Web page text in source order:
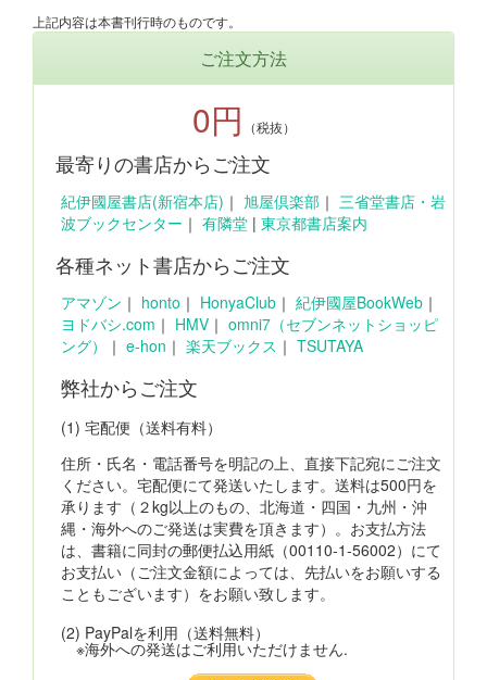
上記内容は本書刊行時のものです。
ご注文方法
0円 （税抜）
最寄りの書店からご注文
紀伊國屋書店(新宿本店) ｜ 旭屋倶楽部 ｜ 三省堂書店・岩
波ブックセンター ｜ 有隣堂 | 東京都書店案内
各種ネット書店からご注文
アマゾン ｜ honto ｜ HonyaClub ｜ 紀伊國屋BookWeb ｜
ヨドバシ.com ｜ HMV ｜ omni7（セブンネットショッピ
ング）
｜ e-hon ｜ 楽天ブックス ｜ TSUTAYA
弊社からご注文
(1) 宅配便（送料有料）
住所・氏名・電話番号を明記の上、直接下記宛にご注文
ください。宅配便にて発送いたします。送料は500円を
承ります（２kg以上のもの、北海道・四国・九州・沖
縄・海外へのご発送は実費を頂きます）。お支払方法
は、書籍に同封の郵便払込用紙（00110-1-56002）にて
お支払い（ご注文金額によっては、先払いをお願いする
こともございます）をお願い致します。
(2) PayPalを利用（送料無料）
※海外への発送はご利用いただけません.